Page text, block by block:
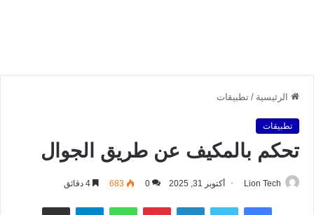
الرئيسية / تطبيقات
تطبيقات
تحكم بالمكيف عن طريق الجوال
Lion Tech أكتوبر 31, 2025 0
683
فيسبوك تويتر لينكدإن بينتيريستواتساب تيلقرام مشاركة عبر البريد